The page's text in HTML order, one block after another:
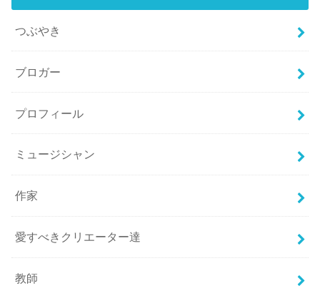
つぶやき
ブロガー
プロフィール
ミュージシャン
作家
愛すべきクリエーター達
教師